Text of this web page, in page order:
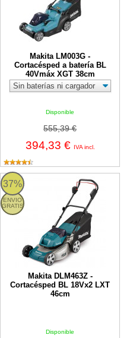
Makita LM003G -
Cortacésped a batería BL
40Vmáx XGT 38cm
Disponible
555,39 €
394,33 € IVA incl.
37%
ENVIO
GRATIS
Makita DLM463Z -
Cortacésped BL 18Vx2 LXT
46cm
Disponible
DLM463Z Makita